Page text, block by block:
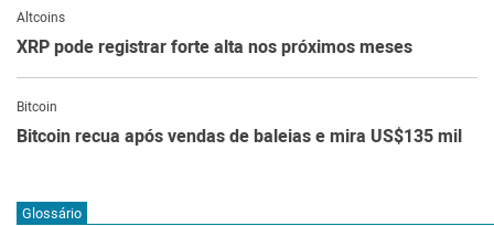
Altcoins
XRP pode registrar forte alta nos próximos meses
Bitcoin
Bitcoin recua após vendas de baleias e mira US$135 mil
Glossário